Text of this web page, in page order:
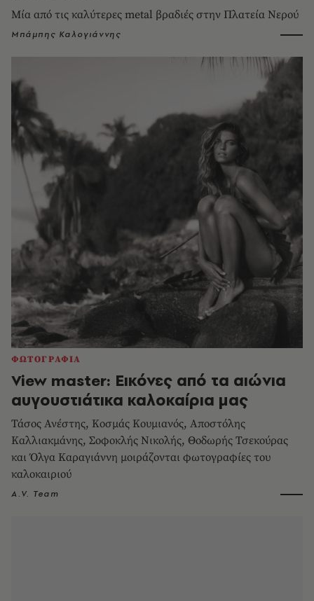
Μία από τις καλύτερες metal βραδιές στην Πλατεία Νερού
Μπάμπης Καλογιάννης
ΦΩΤΟΓΡΑΦΙΑ
View master: Εικόνες από τα αιώνια
αυγουστιάτικα καλοκαίρια μας
Τάσος Ανέστης, Κοσμάς Κουμιανός, Aποστόλης
Καλλιακμάνης, Σοφοκλής Νικολής, Θοδωρής Τσεκούρας
και Όλγα Καραγιάννη μοιράζονται φωτογραφίες του
καλοκαιριού
A.V. Team